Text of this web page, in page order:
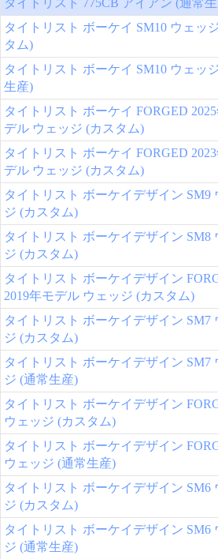
タイトリスト 775CB アイアン (通常
タイトリスト ボーケイ SM10 ウェッ
タム)
タイトリスト ボーケイ SM10 ウェッ
生産)
タイトリスト ボーケイ FORGED
デル ウェッジ (カスタム)
タイトリスト ボーケイ FORGED
デル ウェッジ (カスタム)
タイトリスト ボーケイデザイン SM9
ジ (カスタム)
タイトリスト ボーケイデザイン SM8
ジ (カスタム)
タイトリスト ボーケイデザイン
2019年モデル ウェッジ (カスタム)
タイトリスト ボーケイデザイン SM7
ジ (カスタム)
タイトリスト ボーケイデザイン SM7
ジ (通常生産)
タイトリスト ボーケイデザイン
ウェッジ (カスタム)
タイトリスト ボーケイデザイン
ウェッジ (通常生産)
タイトリスト ボーケイデザイン SM6
ジ (カスタム)
タイトリスト ボーケイデザイン SM6
ジ (通常生産)